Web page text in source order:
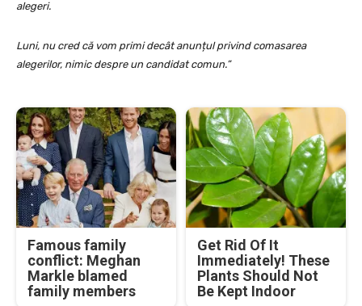
alegeri.
Luni, nu cred că vom primi decât anunțul privind comasarea
alegerilor, nimic despre un candidat comun.”
Famous family
conflict: Meghan
Markle blamed
family members
Get Rid Of It
Immediately! These
Plants Should Not
Be Kept Indoor